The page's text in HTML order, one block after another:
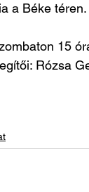
a Béke téren.
15
Rózsa